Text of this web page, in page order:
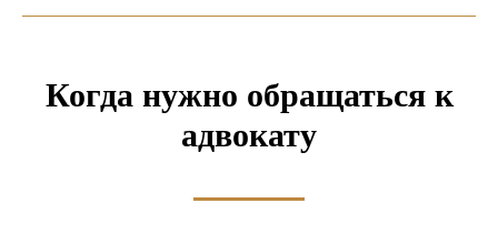
Когда нужно обращаться к
адвокату